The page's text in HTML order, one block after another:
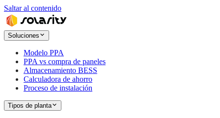
Saltar al contenido
Soluciones
Modelo PPA
PPA vs compra de paneles
Almacenamiento BESS
Calculadora de ahorro
Proceso de instalación
Tipos de planta